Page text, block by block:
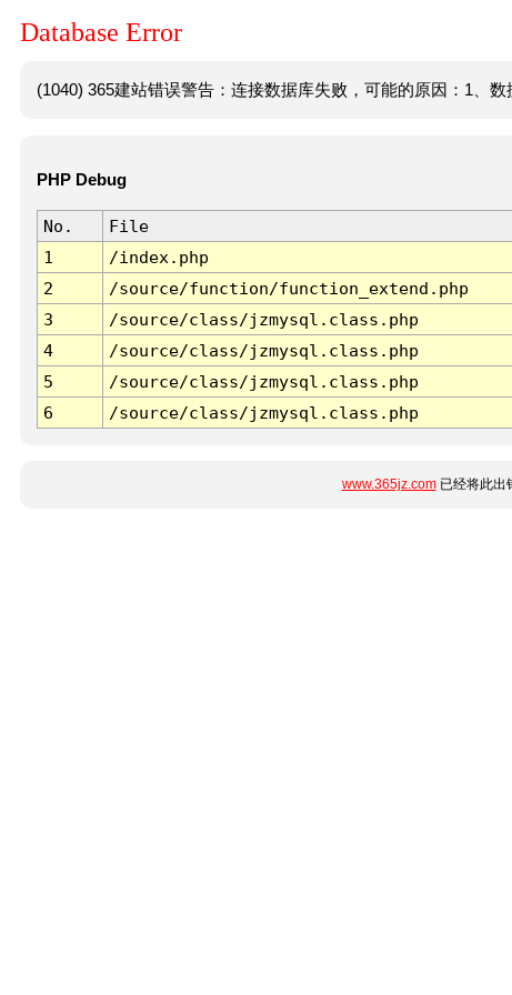
Database Error
(1040) 365建站错误警告：连接数据库失败，可能的原因：1、数
PHP Debug
No. File
1
/index.php
2
/source/function/function_extend.php
3
/source/class/jzmysql.class.php
4
/source/class/jzmysql.class.php
5
/source/class/jzmysql.class.php
6
/source/class/jzmysql.class.php
www.365jz.com已经将此出